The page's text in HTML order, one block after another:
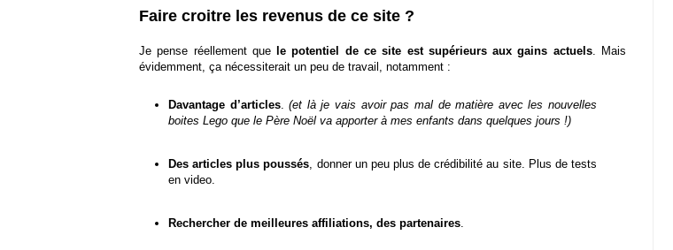
Faire croitre les revenus de ce site ?
Je pense réellement que le potentiel de ce site est supérieurs aux gains actuels. Mais
évidemment, ça nécessiterait un peu de travail, notamment :
Davantage d’articles.(et là je vais avoir pas mal de matière avec les nouvelles
boites Lego que le Père Noël va apporter à mes enfants dans quelques jours !)
Des articles plus poussés, donner un peu plus de crédibilité au site. Plus de tests
en video.
Rechercher de meilleures affiliations, des partenaires.